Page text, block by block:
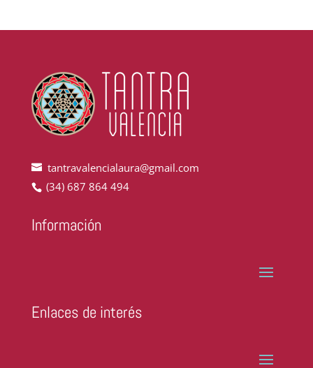
tantravalencialaura@gmail.com
(34) 687 864 494
Información
Enlaces de interés